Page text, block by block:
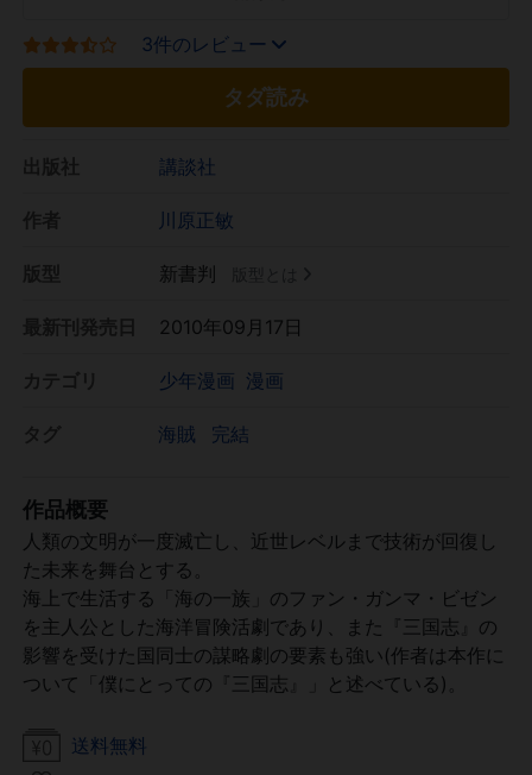
3件のレビュー
タダ読み
講談社
川原正敏
新書判
2010年09月17日
少年漫画 漫画
海賊 完結
作品概要
人類の文明が一度滅亡し、近世レベルまで技術が回復し
た未来を舞台とする。
海上で生活する「海の一族」のファン・ガンマ・ビゼン
を主人公とした海洋冒険活劇であり、また『三国志』の
影響を受けた国同士の謀略劇の要素も強い(作者は本作に
ついて「僕にとっての『三国志』」と述べている)。
送料無料